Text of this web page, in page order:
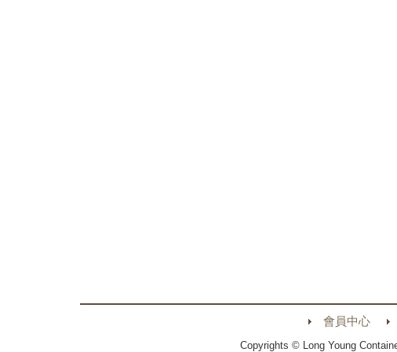
會員中心
Copyrights © Long Young